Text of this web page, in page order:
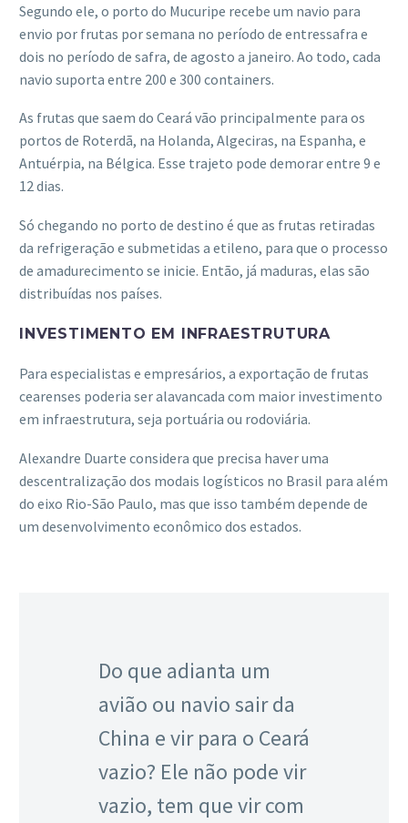
Segundo ele, o porto do Mucuripe recebe um navio para
envio por frutas por semana no período de entressafra e
dois no período de safra, de agosto a janeiro. Ao todo, cada
navio suporta entre 200 e 300 containers.
As frutas que saem do Ceará vão principalmente para os
portos de Roterdã, na Holanda, Algeciras, na Espanha, e
Antuérpia, na Bélgica. Esse trajeto pode demorar entre 9 e
12 dias.
Só chegando no porto de destino é que as frutas retiradas
da refrigeração e submetidas a etileno, para que o processo
de amadurecimento se inicie. Então, já maduras, elas são
distribuídas nos países.
INVESTIMENTO EM INFRAESTRUTURA
Para especialistas e empresários, a exportação de frutas
cearenses poderia ser alavancada com maior investimento
em infraestrutura, seja portuária ou rodoviária.
Alexandre Duarte considera que precisa haver uma
descentralização dos modais logísticos no Brasil para além
do eixo Rio-São Paulo, mas que isso também depende de
um desenvolvimento econômico dos estados.
Do que adianta um
avião ou navio sair da
China e vir para o Ceará
vazio? Ele não pode vir
vazio, tem que vir com